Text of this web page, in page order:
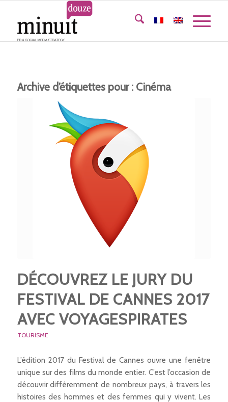
Archive d’étiquettes pour : Cinéma
DÉCOUVREZ LE JURY DU
FESTIVAL DE CANNES 2017
AVEC VOYAGESPIRATES
TOURISME
L’édition 2017 du Festival de Cannes ouvre une fenêtre
unique sur des films du monde entier. C’est l’occasion de
découvrir différemment de nombreux pays, à travers les
histoires des hommes et des femmes qui y vivent. Les